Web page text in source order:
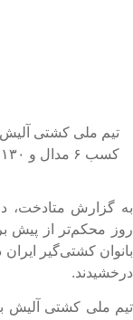
تیم ملی کشتی آلیش
کسب ۶ مدال و ۱۳۰ امتیاز، مقتدرانه بر سکوی قهرمانی ایستاد.
گزارش متادخت،
محکم‌تر از پیش
کشتی‌گیر
ملی کشتی آلیش